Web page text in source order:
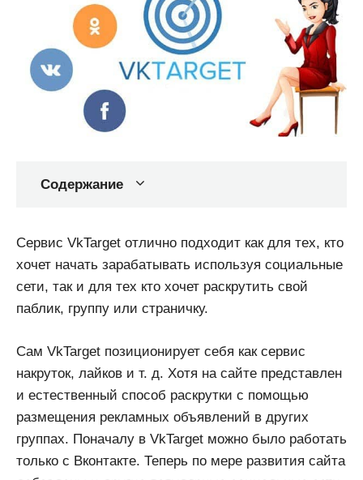
Содержание
Сервис VkTarget отлично подходит как для тех, кто
хочет начать зарабатывать используя социальные
сети, так и для тех кто хочет раскрутить свой
паблик, группу или страничку.
Сам VkTarget позиционирует себя как сервис
накруток, лайков и т. д. Хотя на сайте представлен
и естественный способ раскрутки с помощью
размещения рекламных объявлений в других
группах. Поначалу в VkTarget можно было работать
только с Вконтакте. Теперь по мере развития сайта